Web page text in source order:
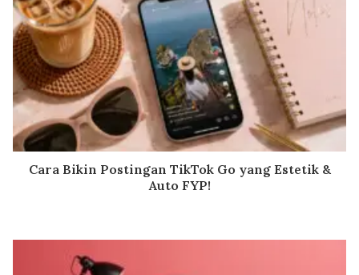
Cara Bikin Postingan TikTok Go yang Estetik &
Auto FYP!